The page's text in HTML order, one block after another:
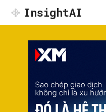
InsightAI